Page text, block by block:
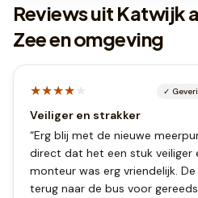
Reviews uit Katwijk
Zee en omgeving
★★★★★ ✓
Veiliger en strakker
“Erg blij met de nieuwe
direct dat het een stuk veiliger
monteur was erg vriendelijk.
terug naar de bus voor